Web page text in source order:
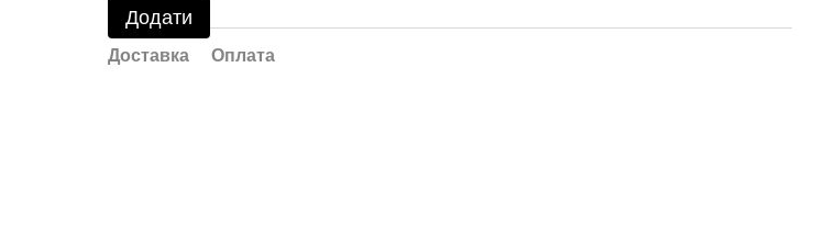
Додати
Доставка Оплата